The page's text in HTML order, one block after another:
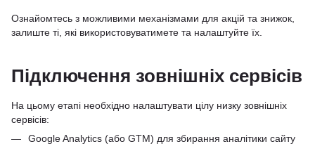
Ознайомтесь з можливими механізмами для акцій та знижок,
залиште ті, які використовуватимете та налаштуйте їх.
Підключення зовнішніх сервісів
На цьому етапі необхідно налаштувати цілу низку зовнішніх
сервісів:
Google Analytics (або GTM) для збирання аналітики сайту